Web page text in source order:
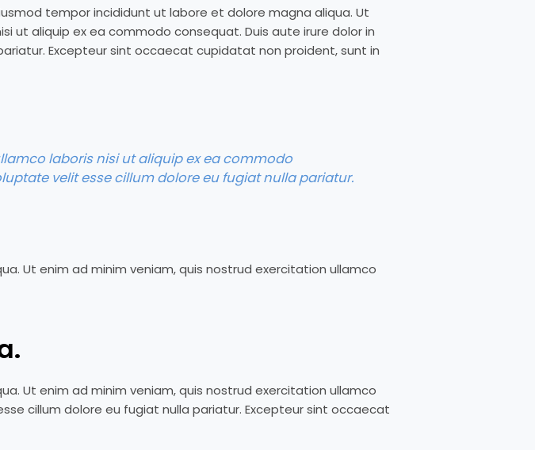
tempor incididunt ut labore et dolore magna aliqua. Ut
ut aliquip ex ea commodo consequat. Duis aute irure dolor in
Excepteur sint occaecat cupidatat non proident, sunt in
laboris nisi ut aliquip ex ea commodo
velit esse cillum dolore eu fugiat nulla pariatur.
Ut enim ad minim veniam, quis nostrud exercitation ullamco
Ut enim ad minim veniam, quis nostrud exercitation ullamco
cillum dolore eu fugiat nulla pariatur. Excepteur sint occaecat